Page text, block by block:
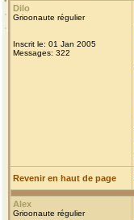
Dilo
Grioonaute régulier
Inscrit le: 01 Jan 2005
Messages: 322
Revenir en haut de page
Alex
Grioonaute régulier